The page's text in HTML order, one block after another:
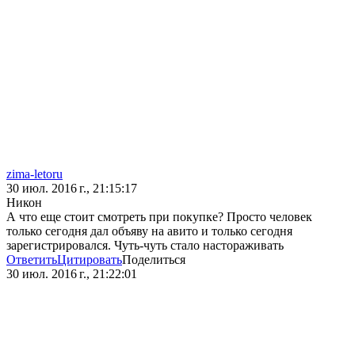
zima-letoru
30 июл. 2016 г., 21:15:17
Никон
А что еще стоит смотреть при покупке? Просто человек
только сегодня дал объяву на авито и только сегодня
зарегистрировался. Чуть-чуть стало настораживать
ОтветитьЦитироватьПоделиться
30 июл. 2016 г., 21:22:01